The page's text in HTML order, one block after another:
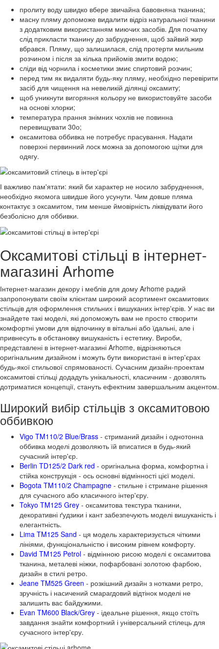
пролиту воду швидко вбере звичайна бавовняна тканина;
масну пляму допоможе видалити відріз натуральної тканини
з додатковим використанням миючих засобів. Для початку
слід прикласти тканину до забруднення, щоб зайвий жир
вбрався. Пляму, що залишилася, слід протерти мильним
розчином і після за кілька прийомів змити водою;
сліди від чорнила і косметики змиє спиртовий розчин;
перед тим як видаляти будь-яку пляму, необхідно перевірити
засіб для чищення на невеликій ділянці оксамиту;
щоб уникнути вигоряння кольору не використовуйте засоби
на основі хлорки;
температура прання знімних чохлів не повинна
перевищувати 30о;
оксамитова оббивка не потребує прасування. Надати
поверхні первинний лоск можна за допомогою щітки для
одягу.
І важливо пам'ятати: який би характер не носило забруднення,
необхідно якомога швидше його усунути. Чим довше пляма
контактує з оксамитом, тим менше ймовірність ліквідувати його
безболісно для оббивки.
Оксамитові стільці в інтернет-
магазині Arhome
Інтернет-магазин декору і меблів для дому Arhome радий
запропонувати своїм клієнтам широкий асортимент оксамитових
стільців для оформлення стильних і вишуканих інтер'єрів. У нас ви
знайдете такі моделі, які допоможуть вам не просто створити
комфортні умови для відпочинку в вітальні або їдальні, але і
привнесуть в обстановку вишуканість і естетику. Вироби,
представлені в інтернет-магазині Arhome, відрізняються
оригінальним дизайном і можуть бути використані в інтер'єрах
будь-якої стильової спрямованості. Сучасним дизайн-проектам
оксамитові стільці додадуть унікальності, класичним - дозволять
дотриматися концепції, стануть ефектним завершальним акцентом.
Широкий вибір стільців з оксамитовою
оббивкою
Vigo TM110/2 Blue/Brass - стриманий дизайн і однотонна
оббивка моделі дозволяють їй вписатися в будь-який
сучасний інтер'єр.
Berlin TD125/2 Dark red - оригінальна форма, комфортна і
стійка конструкція - ось основні відмінності цієї моделі.
Bogota TM110/2 Champagne - стильне і стримане рішення
для сучасного або класичного інтер'єру.
Tokyo TM125 Grey - оксамитова текстура тканини,
декоративні ґудзики і кант забезпечують моделі вишуканість і
елегантність.
Lima TM125 Sand - ця модель характеризується чіткими
лініями, функціональністю і високим рівнем комфорту.
David TM125 Petrol - відмінною рисою моделі є оксамитова
тканина, металеві ніжки, пофарбовані золотою фарбою,
дизайн в стилі ретро.
Jeane TM525 Green - розкішний дизайн з нотками ретро, ​​
зручність і насичений смарагдовий відтінок моделі не
залишить вас байдужими.
Evan TM600 Black/Grey - ідеальне рішення, якщо стоїть
завдання знайти комфортний і універсальний стілець для
сучасного інтер'єру.